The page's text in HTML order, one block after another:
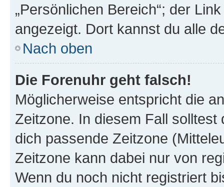
„Persönlichen Bereich“; der
angezeigt. Dort kannst du alle
Nach oben
Die Forenuhr geht falsch!
Möglicherweise entspricht die
Zeitzone. In diesem Fall solltest
dich passende Zeitzone
Zeitzone kann dabei nur von
Wenn du noch nicht registriert